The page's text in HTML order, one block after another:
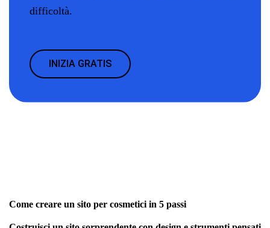
difficoltà.
INIZIA GRATIS
Come creare un sito per cosmetici in 5 passi